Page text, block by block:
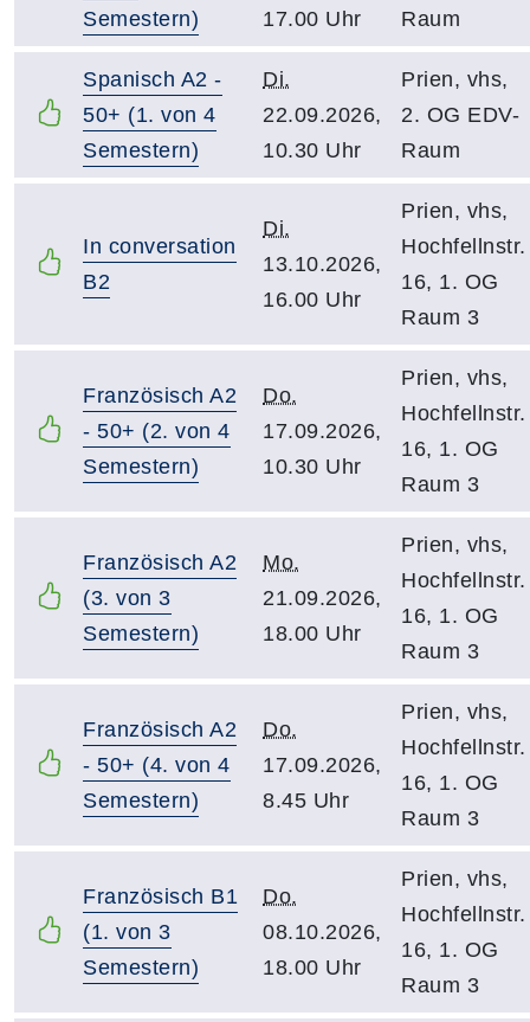
Semestern)
17.00 Uhr
Raum
Spanisch A2 -
50+ (1. von 4
Semestern)
Di.
22.09.2026,
10.30 Uhr
Prien, vhs,
2. OG EDV-
Raum
In conversation
B2
Di.
13.10.2026,
16.00 Uhr
Prien, vhs,
Hochfellnstr.
16, 1. OG
Raum 3
Französisch A2
- 50+ (2. von 4
Semestern)
Do.
17.09.2026,
10.30 Uhr
Prien, vhs,
Hochfellnstr.
16, 1. OG
Raum 3
Französisch A2
(3. von 3
Semestern)
Mo.
21.09.2026,
18.00 Uhr
Prien, vhs,
Hochfellnstr.
16, 1. OG
Raum 3
Französisch A2
- 50+ (4. von 4
Semestern)
Do.
17.09.2026,
8.45 Uhr
Prien, vhs,
Hochfellnstr.
16, 1. OG
Raum 3
Französisch B1
(1. von 3
Semestern)
Do.
08.10.2026,
18.00 Uhr
Prien, vhs,
Hochfellnstr.
16, 1. OG
Raum 3